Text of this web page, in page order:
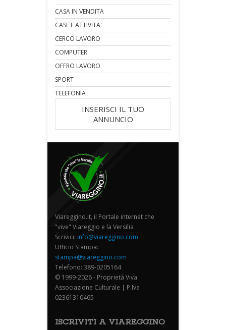
CASA IN VENDITA
CASE E ATTIVITA'
CERCO LAVORO
COMPUTER
OFFRO LAVORO
SPORT
TELEFONIA
INSERISCI IL TUO
ANNUNCIO
Viareggino.it, il Portale internet che
"vive" Viareggio e la Versilia
Scrivici: info@viareggino.com
Ufficio Stampa:
stampa@viareggino.com
Telefono: 389-0205164
© 1999-2026 - Proprietà Viva
Associazione Culturale | P.Iva
02361310465
ISCRIVITI A VIAREGGINO